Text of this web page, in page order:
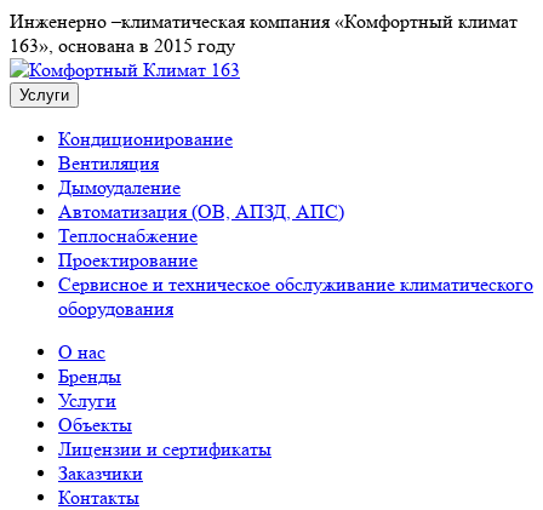
Инженерно –климатическая компания «Комфортный климат
163», основана в 2015 году
Услуги
Кондиционирование
Вентиляция
Дымоудаление
Автоматизация (ОВ, АПЗД, АПС)
Теплоснабжение
Проектирование
Сервисное и техническое обслуживание климатического
оборудования
О нас
Бренды
Услуги
Объекты
Лицензии и сертификаты
Заказчики
Контакты